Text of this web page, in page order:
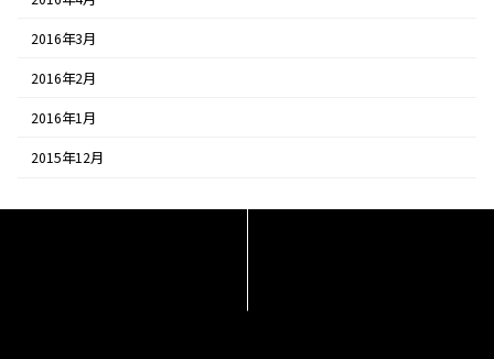
2016年3月
2016年2月
2016年1月
2015年12月